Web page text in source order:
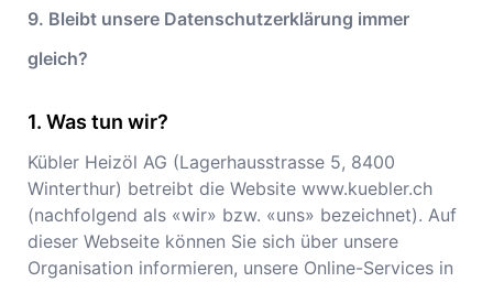
9. Bleibt unsere Datenschutzerklärung immer
gleich?
Was tun wir?
Kübler Heizöl AG (Lagerhausstrasse 5, 8400
Winterthur) betreibt die Website www.kuebler.ch
(nachfolgend als «wir» bzw. «uns» bezeichnet). Auf
dieser Webseite können Sie sich über unsere
Organisation informieren, unsere Online-Services in